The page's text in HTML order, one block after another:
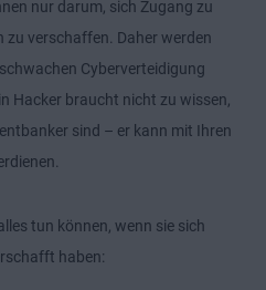
nur darum, sich Zugang zu
verschaffen. Daher werden
Cyberverteidigung
Hacker braucht nicht zu wissen,
sind – er kann mit Ihren
tun können, wenn sie sich
haben: